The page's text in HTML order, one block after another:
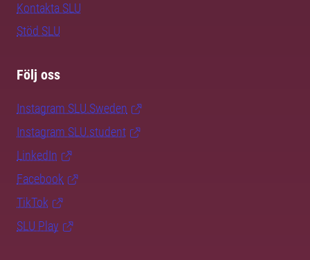
Kontakta SLU
Stöd SLU
Följ oss
Instagram SLU.Sweden
Instagram SLU.student
LinkedIn
Facebook
TikTok
SLU Play